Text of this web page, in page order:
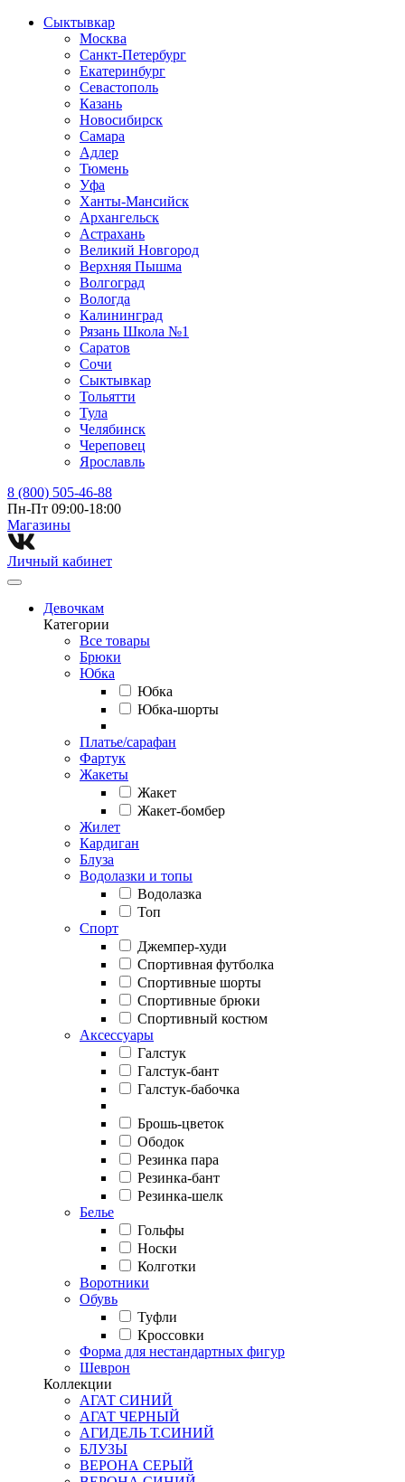
Сыктывкар
Москва
Санкт-Петербург
Екатеринбург
Севастополь
Казань
Новосибирск
Самара
Адлер
Тюмень
Уфа
Ханты-Мансийск
Архангельск
Астрахань
Великий Новгород
Верхняя Пышма
Волгоград
Вологда
Калининград
Рязань Школа №1
Саратов
Сочи
Сыктывкар
Тольятти
Тула
Челябинск
Череповец
Ярославль
8 (800) 505-46-88
Пн-Пт 09:00-18:00
Магазины⁠
Личный кабинет
Девочкам
Категории
Все товары
Брюки
Юбка
Юбка
Юбка-шорты
Платье/сарафан
Фартук
Жакеты
Жакет
Жакет-бомбер
Жилет
Кардиган
Блуза
Водолазки и топы
Водолазка
Топ
Спорт
Джемпер-худи
Спортивная футболка
Спортивные шорты
Спортивные брюки
Спортивный костюм
Аксессуары
Галстук
Галстук-бант
Галстук-бабочка
Брошь-цветок
Ободок
Резинка пара
Резинка-бант
Резинка-шелк
Белье
Гольфы
Носки
Колготки
Воротники
Обувь
Туфли
Кроссовки
Форма для нестандартных фигур
Шеврон
Коллекции
АГАТ СИНИЙ
АГАТ ЧЕРНЫЙ
АГИДЕЛЬ Т.СИНИЙ
БЛУЗЫ
ВЕРОНА СЕРЫЙ